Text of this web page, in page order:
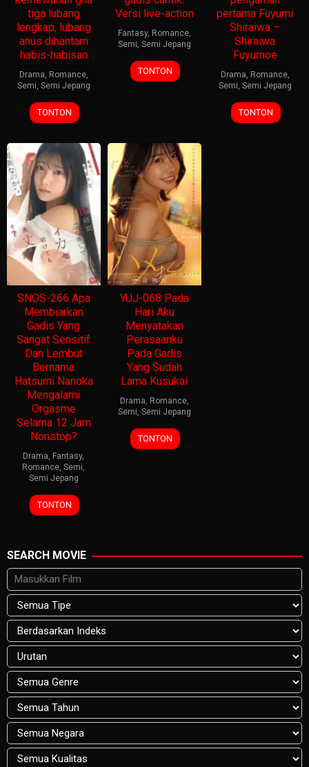
tiga lubang
lengkap, lubang
anus dihantam
habis-habisan
Drama, Romance,
Semi, Semi Jepang
TONTON
Versi live-action
Fantasy, Romance,
Semi, Semi Jepang
TONTON
pertama Fuyumi
Shiraiwa –
Shiraiwa
Fuyumoe
Drama, Romance,
Semi, Semi Jepang
TONTON
SNOS-266 Apa
Membiarkan
Gadis Yang
Sangat Sensitif
Dan Lembut
Bernama
Hatsumi Nanoka
Mengalami
Orgasme
Selama 12 Jam
Nonstop?
Drama, Fantasy,
Romance,Semi,
Semi Jepang
TONTON
YUJ-068 Pada
Hari Aku
Menyatakan
Perasaanku
Pada Gadis
Yang Sudah
Lama Kusukai
Drama, Romance,
Semi, Semi Jepang
TONTON
SEARCH MOVIE